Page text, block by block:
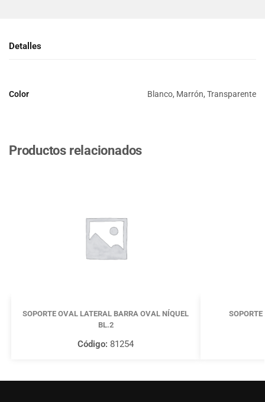
Detalles
Color Blanco, Marrón, Transparente
Productos relacionados
SOPORTE OVAL LATERAL BARRA OVAL NÍQUEL
BL.2
Código: 81254